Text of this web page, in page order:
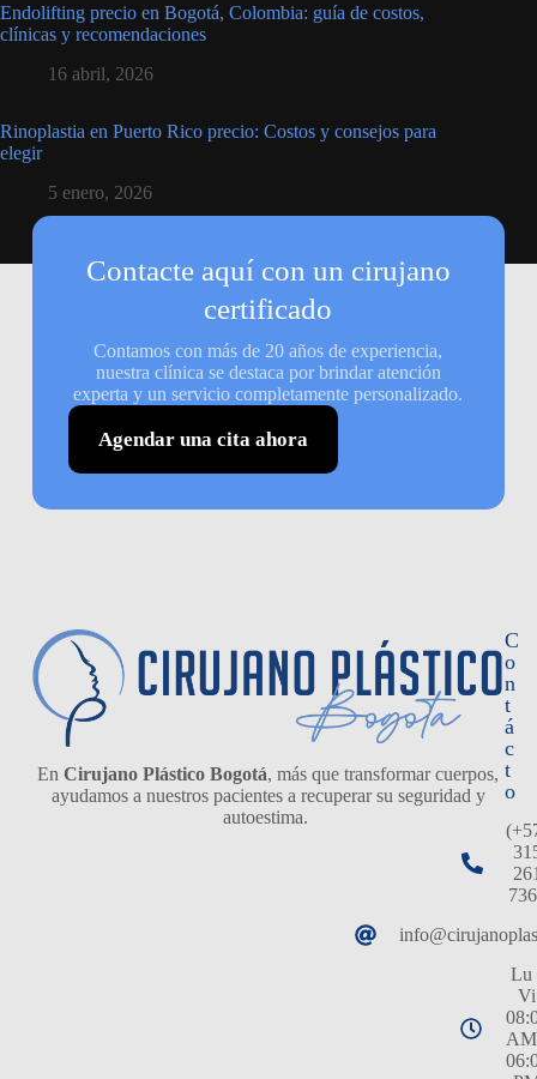
Endolifting precio en Bogotá, Colombia: guía de costos,
clínicas y recomendaciones
16 abril, 2026
Rinoplastia en Puerto Rico precio: Costos y consejos para
elegir
5 enero, 2026
Contacte aquí con un cirujano
certificado
Contamos con más de 20 años de experiencia,
nuestra clínica se destaca por brindar atención
experta y un servicio completamente personalizado.
Agendar una cita ahora
En Cirujano Plástico Bogotá, más que transformar cuerpos,
ayudamos a nuestros pacientes a recuperar su seguridad y
autoestima.
C
o
n
t
á
c
t
o
Lu
Vi